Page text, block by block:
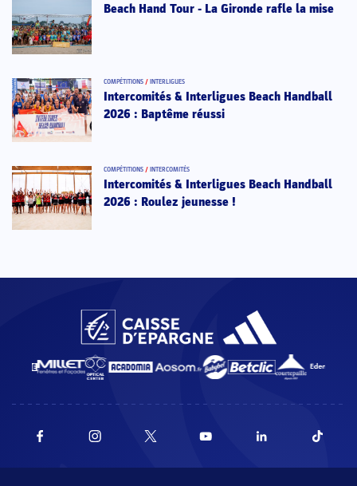
Beach Hand Tour - La Gironde rafle la mise
COMPÉTITIONS / INTERLIGUES
Intercomités & Interligues Beach Handball
2026 : Baptême réussi
COMPÉTITIONS / INTERCOMITÉS
Intercomités & Interligues Beach Handball
2026 : Roulez jeunesse !